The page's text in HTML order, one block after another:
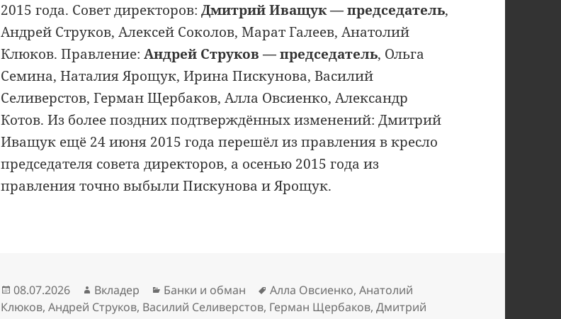
2015 года. Совет директоров:Дмитрий Иващук — председатель,
Андрей Струков, Алексей Соколов, Марат Галеев, Анатолий
Клюков. Правление:Андрей Струков — председатель, Ольга
Семина, Наталия Ярощук, Ирина Пискунова, Василий
Селиверстов, Герман Щербаков, Алла Овсиенко, Александр
Котов. Из более поздних подтверждённых изменений: Дмитрий
Иващук ещё 24 июня 2015 года перешёл из правления в кресло
председателя совета директоров, а осенью 2015 года из
правления точно выбыли Пискунова и Ярощук.
Опубликовано
08.07.2026 Автор
Вкладер Рубрики
Банки и обман Метки
Алла Овсиенко,Анатолий
Клюков,Андрей Струков, Василий Селиверстов, Герман Щербаков,Дмитрий